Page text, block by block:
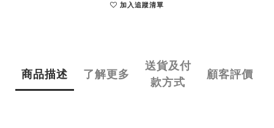
加入追蹤清單
商品描述 了解更多
送貨及付
款方式
顧客評價